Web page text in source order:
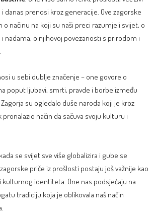
danas prenosi kroz generacije. Ove zagorske
načinu na koji su naši preci razumjeli svijet, o
nadama, o njihovoj povezanosti s prirodom i
u sebi dublje značenje – one govore o
poput ljubavi, smrti, pravde i borbe između
su ogledalo duše naroda koji je kroz
način da sačuva svoju kulturu i
se svijet sve više globalizira i gube se
priče iz prošlosti postaju još važnije kao
identiteta. One nas podsjećaju na
tradiciju koja je oblikovala naš način